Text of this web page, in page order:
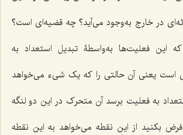
در خارج به‌وجود می‌آید؟ چه قضیه‌ای است؟
این فعلیت‌ها به‌واسطۀ تبدیل استعداد به
است یعنی آن حالتی را که یک شیء می‌خواهد
به فعلیت برسد آن متحرک در این دو لنگه
بکنید از این نقطه می‌خواهد به این نقطه